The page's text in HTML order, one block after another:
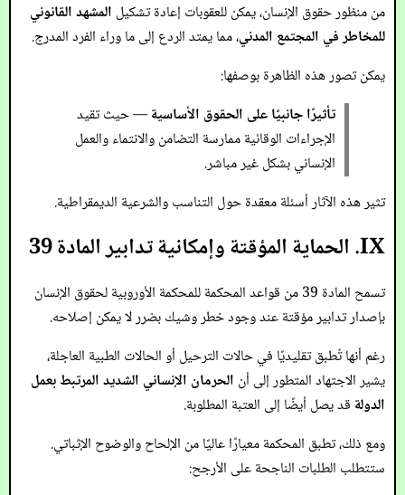
من منظور حقوق الإنسان، يمكن للعقوبات إعادة تشكيل المشهد القانوني
للمخاطر في المجتمع المدني، مما يمتد الردع إلى ما وراء الفرد المدرج.
يمكن تصور هذه الظاهرة بوصفها:
تأثيرًا جانبيًا على الحقوق الأساسية— حيث تقيد
الإجراءات الوقائية ممارسة التضامن والانتماء والعمل
الإنساني بشكل غير مباشر.
تثير هذه الآثار أسئلة معقدة حول التناسب والشرعية الديمقراطية.
IX. الحماية المؤقتة وإمكانية تدابير المادة 39
تسمح المادة 39 من قواعد المحكمة للمحكمة الأوروبية لحقوق الإنسان
بإصدار تدابير مؤقتة عند وجود خطر وشيك بضرر لا يمكن إصلاحه.
رغم أنها تُطبق تقليديًا في حالات الترحيل أو الحالات الطبية العاجلة،
يشير الاجتهاد المتطور إلى أن الحرمان الإنساني الشديد المرتبط بعمل
الدولة قد يصل أيضًا إلى العتبة المطلوبة.
ومع ذلك، تطبق المحكمة معيارًا عاليًا من الإلحاح والوضوح الإثباتي.
ستتطلب الطلبات الناجحة على الأرجح: